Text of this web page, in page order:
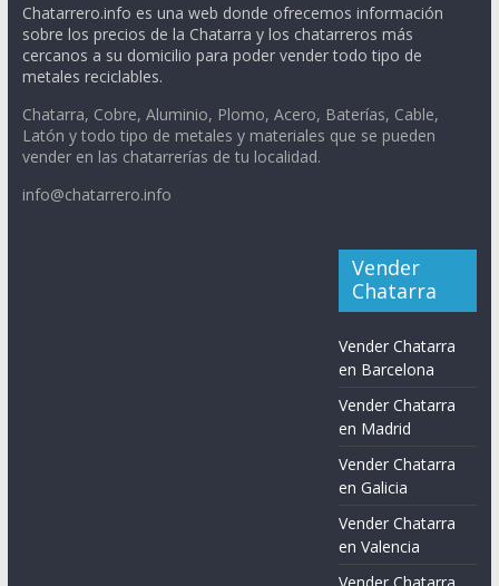
Chatarrero.info es una web donde ofrecemos información
sobre los precios de la Chatarra y los chatarreros más
cercanos a su domicilio para poder vender todo tipo de
metales reciclables.
Chatarra, Cobre, Aluminio, Plomo, Acero, Baterías, Cable,
Latón y todo tipo de metales y materiales que se pueden
vender en las chatarrerías de tu localidad.
info@chatarrero.info
Vender
Chatarra
Vender Chatarra
en Barcelona
Vender Chatarra
en Madrid
Vender Chatarra
en Galicia
Vender Chatarra
en Valencia